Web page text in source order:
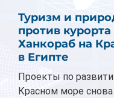
Туризм и
против курорта
Ханкораб на
в Египте
Проекты по
Красном море снова